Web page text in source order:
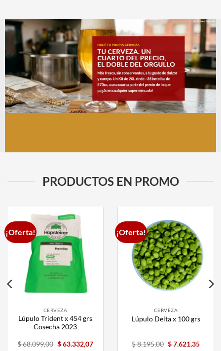
PRODUCTOS EN PROMO
¡Oferta!
CERVEZA
Lúpulo Trident x 454 grs
Cosecha 2023
$68.099,00 $63.332,07
¡Oferta!
CERVEZA
Lúpulo Delta x 100 grs
$8.195,00 $7.621,35